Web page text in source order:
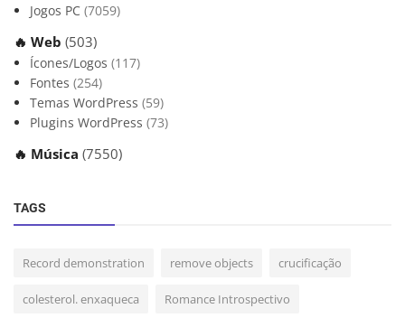
Jogos PC (7059)
🔥 Web (503)
Ícones/Logos (117)
Fontes (254)
Temas WordPress (59)
Plugins WordPress (73)
🔥 Música (7550)
TAGS
Record demonstration remove objects crucificação
colesterol. enxaqueca Romance Introspectivo